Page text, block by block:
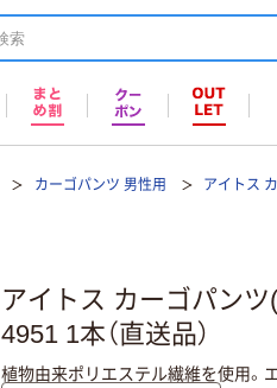
カーゴパンツ 男性用 アイトス
アイトス カーゴパン
4951 1本（直送品）
植物由来ポリエステル繊維を使用。